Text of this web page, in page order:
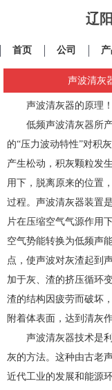
辽
首页 公司
声波清灰
声波清灰器的原理！
低频声波清灰器所
的“压力波动特性”对积
产生松动，积灰颗粒发
用下，脱离原来的位置
过程。声波清灰器装置
片在压缩空气气源作用
空气势能转换为低频声
点，使声波对灰渣起到
加于灰、渣的挤压循环
渣的结构因疲劳而破坏
附着体表面，达到清灰
声波清灰器技术是
灰的方法。这种由古老
近代工业的发展和能源